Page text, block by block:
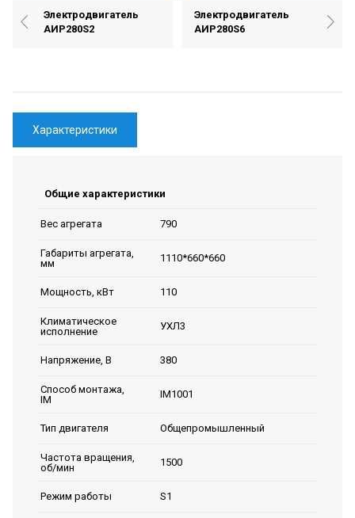
Электродвигатель
АИР280S2
Электродвигатель
АИР280S6
Характеристики
Общие характеристики
Вес агрегата 790
Габариты агрегата,
мм
1110*660*660
Мощность, кВт 110
Климатическое
исполнение
УХЛ3
Напряжение, В 380
Способ монтажа,
IM
IM1001
Тип двигателя Общепромышленный
Частота вращения,
об/мин
1500
Режим работы S1